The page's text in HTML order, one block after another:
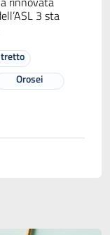
3 sta
Orosei